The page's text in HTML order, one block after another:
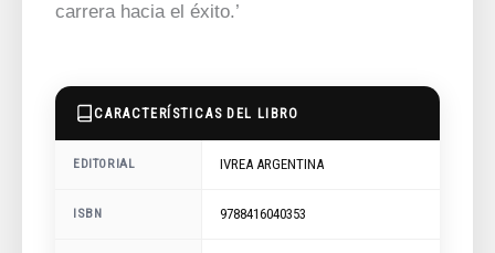
carrera hacia el éxito.’
CARACTERÍSTICAS DEL LIBRO
EDITORIAL IVREA ARGENTINA
ISBN 9788416040353